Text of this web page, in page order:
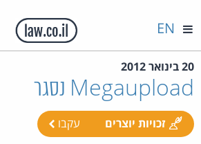
EN
20 בינואר 2012
Megaupload נסגר
זכויות יוצרים עקבו